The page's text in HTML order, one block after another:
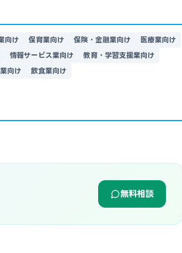
向け 保育業向け 保険・金融業向け
医療業向け
情報サービス業向け
教育・学習支援業向け
向け 飲食業向け
無料相談